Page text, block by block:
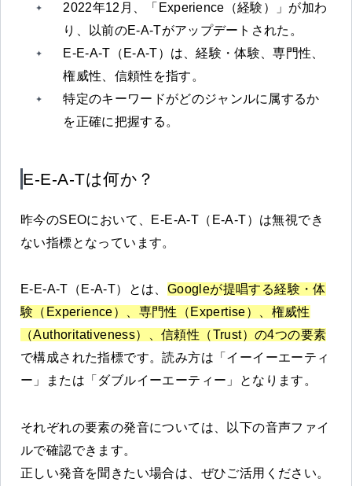
2022年12月、「Experience（経験）」が加わ
り、以前のE-A-Tがアップデートされた。
E-E-A-T（E-A-T）は、経験・体験、専門性、
権威性、信頼性を指す。
特定のキーワードがどのジャンルに属するか
を正確に把握する。
E-E-A-Tは何か？
昨今のSEOにおいて、E-E-A-T（E-A-T）は無視でき
ない指標となっています。
E-E-A-T（E-A-T）とは、 Googleが提唱する経験・体
験（Experience）、専門性（Expertise）、権威性
（Authoritativeness）、信頼性（Trust）の4つの要素
で構成された指標です。読み方は「イーイーエーティ
ー」または「ダブルイーエーティー」となります。
それぞれの要素の発音については、以下の音声ファイ
ルで確認できます。
正しい発音を聞きたい場合は、ぜひご活用ください。